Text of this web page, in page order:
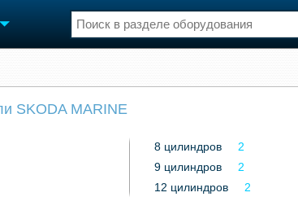
Конференции
Выставки и семинары
Флот
Отзывы
Все службы
SKODA MARINE
8 цилиндров
2
9 цилиндров
2
12 цилиндров
2